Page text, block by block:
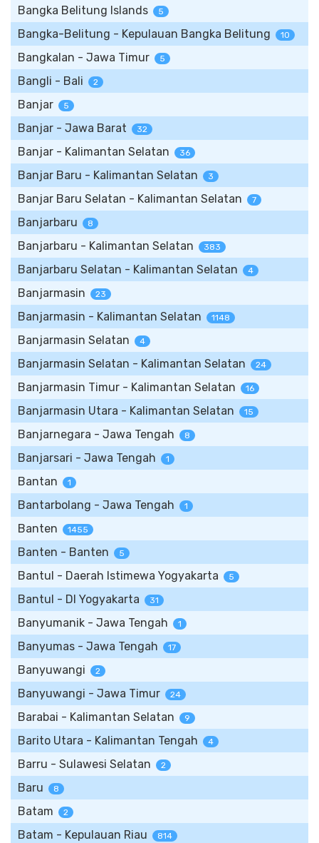
Bangka Belitung Islands 5
Bangka-Belitung - Kepulauan Bangka Belitung 10
Bangkalan - Jawa Timur 5
Bangli - Bali 2
Banjar 5
Banjar - Jawa Barat 32
Banjar - Kalimantan Selatan 36
Banjar Baru - Kalimantan Selatan 3
Banjar Baru Selatan - Kalimantan Selatan 7
Banjarbaru 8
Banjarbaru - Kalimantan Selatan 383
Banjarbaru Selatan - Kalimantan Selatan 4
Banjarmasin 23
Banjarmasin - Kalimantan Selatan 1148
Banjarmasin Selatan 4
Banjarmasin Selatan - Kalimantan Selatan 24
Banjarmasin Timur - Kalimantan Selatan 16
Banjarmasin Utara - Kalimantan Selatan 15
Banjarnegara - Jawa Tengah 8
Banjarsari - Jawa Tengah 1
Bantan 1
Bantarbolang - Jawa Tengah 1
Banten 1455
Banten - Banten 5
Bantul - Daerah Istimewa Yogyakarta 5
Bantul - DI Yogyakarta 31
Banyumanik - Jawa Tengah 1
Banyumas - Jawa Tengah 17
Banyuwangi 2
Banyuwangi - Jawa Timur 24
Barabai - Kalimantan Selatan 9
Barito Utara - Kalimantan Tengah 4
Barru - Sulawesi Selatan 2
Baru 8
Batam 2
Batam - Kepulauan Riau 814